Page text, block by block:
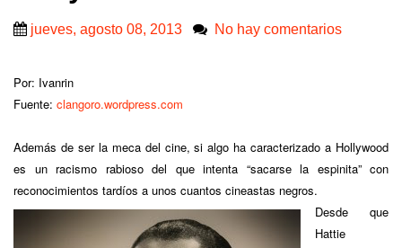
jueves, agosto 08, 2013 No hay comentarios
Por: Ivanrin
Fuente: clangoro.wordpress.com
Además de ser la meca del cine, si algo ha caracterizado a Hollywood
es un racismo rabioso del que intenta “sacarse la espinita” con
reconocimientos tardíos a unos cuantos cineastas negros.
Desde que
Hattie